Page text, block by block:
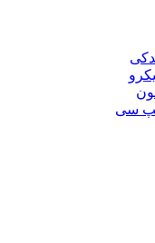
سی